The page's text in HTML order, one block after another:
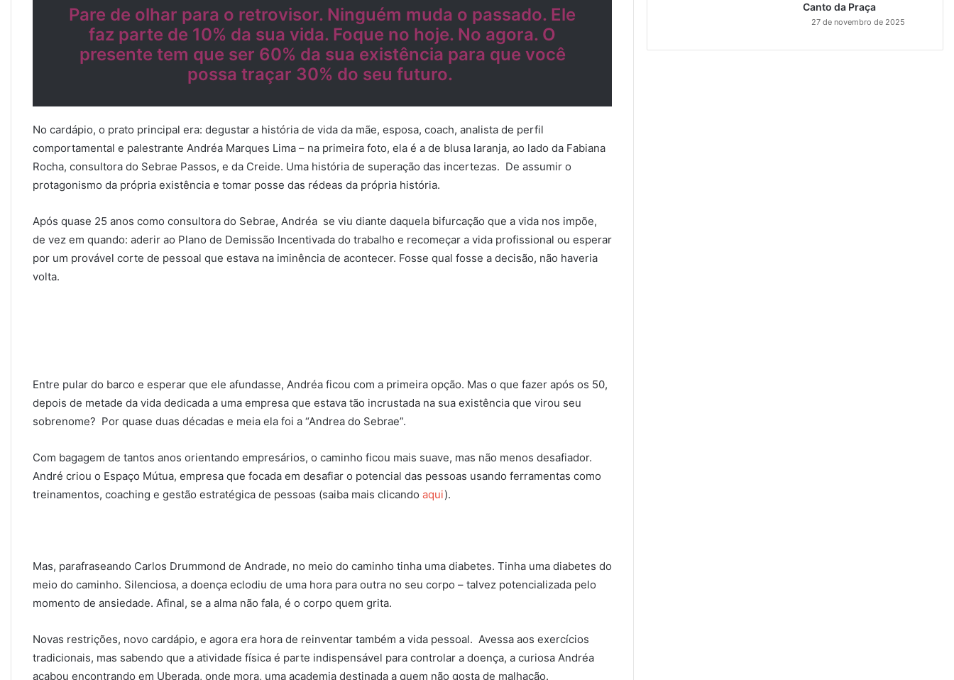
Pare de olhar para o retrovisor. Ninguém muda o passado. Ele
faz parte de 10% da sua vida. Foque no hoje. No agora. O
presente tem que ser 60% da sua existência para que você
possa traçar 30% do seu futuro.
No cardápio, o prato principal era: degustar a história de vida da mãe, esposa, coach, analista de perfil
comportamental e palestrante Andréa Marques Lima – na primeira foto, ela é a de blusa laranja, ao lado da Fabiana
Rocha, consultora do Sebrae Passos, e da Creide. Uma história de superação das incertezas. De assumir o
protagonismo da própria existência e tomar posse das rédeas da própria história.
Após quase 25 anos como consultora do Sebrae, Andréa se viu diante daquela bifurcação que a vida nos impõe,
de vez em quando: aderir ao Plano de Demissão Incentivada do trabalho e recomeçar a vida profissional ou esperar
por um provável corte de pessoal que estava na iminência de acontecer. Fosse qual fosse a decisão, não haveria
volta.
Entre pular do barco e esperar que ele afundasse, Andréa ficou com a primeira opção. Mas o que fazer após os 50,
depois de metade da vida dedicada a uma empresa que estava tão incrustada na sua existência que virou seu
sobrenome? Por quase duas décadas e meia ela foi a “Andrea do Sebrae”.
Com bagagem de tantos anos orientando empresários, o caminho ficou mais suave, mas não menos desafiador.
André criou o Espaço Mútua, empresa que focada em desafiar o potencial das pessoas usando ferramentas como
treinamentos, coaching e gestão estratégica de pessoas (saiba mais clicando aqui).
Mas, parafraseando Carlos Drummond de Andrade, no meio do caminho tinha uma diabetes. Tinha uma diabetes do
meio do caminho. Silenciosa, a doença eclodiu de uma hora para outra no seu corpo – talvez potencializada pelo
momento de ansiedade. Afinal, se a alma não fala, é o corpo quem grita.
Novas restrições, novo cardápio, e agora era hora de reinventar também a vida pessoal. Avessa aos exercícios
tradicionais, mas sabendo que a atividade física é parte indispensável para controlar a doença, a curiosa Andréa
acabou encontrando em Uberada, onde mora, uma academia destinada a quem não gosta de malhação.
Canto da Praça
27 de novembro de 2025